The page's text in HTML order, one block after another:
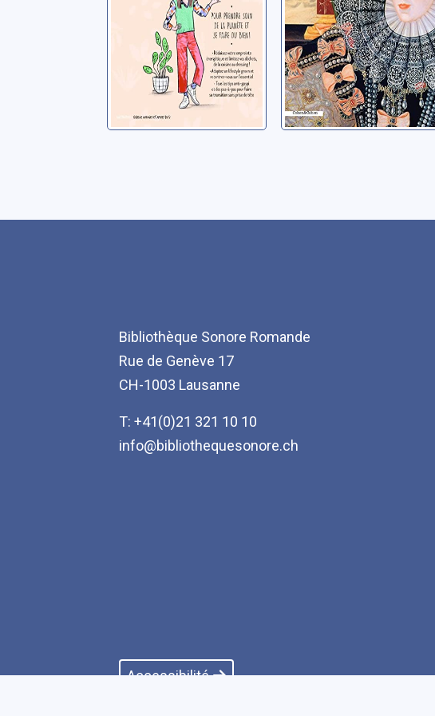
faire du bien !
Bibliothèque Sonore Romande
Rue de Genève 17
CH-1003 Lausanne
T: +41(0)21 321 10 10
info@bibliothequesonore.ch
Accessibilité